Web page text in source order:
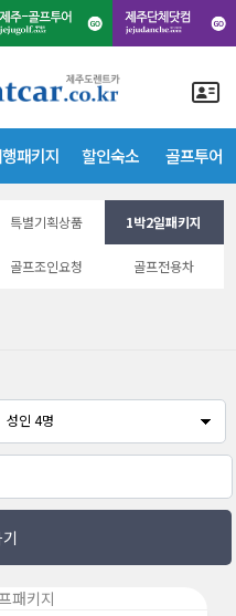
패키지 할인숙소 골프투어
특별기획상품 1박2일패키지
골프조인요청 골프전용차